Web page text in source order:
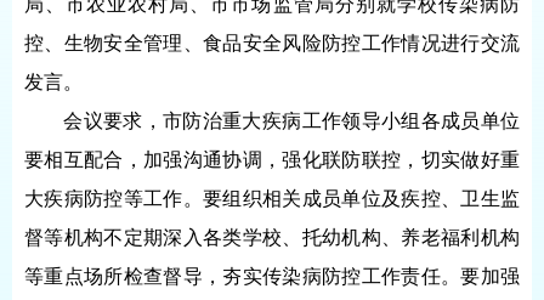
局、市农业农村局、市市场监管局分别就学校传染病防
控、生物安全管理、食品安全风险防控工作情况进行交流
发言。
会议要求，市防治重大疾病工作领导小组各成员单位
要相互配合，加强沟通协调，强化联防联控，切实做好重
大疾病防控等工作。要组织相关成员单位及疾控、卫生监
督等机构不定期深入各类学校、托幼机构、养老福利机构
等重点场所检查督导，夯实传染病防控工作责任。要加强